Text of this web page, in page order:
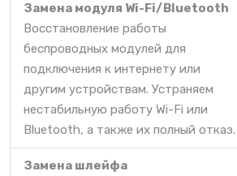
Замена модуля Wi-Fi/Bluetooth
Восстановление работы
беспроводных модулей для
подключения к интернету или
другим устройствам. Устраняем
нестабильную работу Wi-Fi или
Bluetooth, а также их полный отказ.
Замена шлейфа